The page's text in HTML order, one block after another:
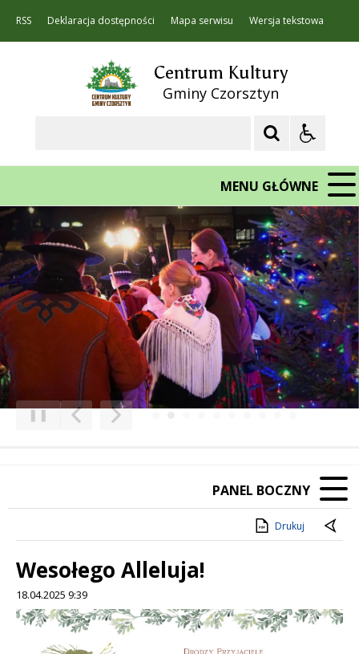
RSS Deklaracja dostępności Mapa serwisu Wersja tekstowa
Centrum Kultury
Gminy Czorsztyn
MENU GŁÓWNE
Poprzedni Element
Następny Element
❚❚
PANEL BOCZNY
Drukuj
Wesołego Alleluja!
18.04.2025 9:39